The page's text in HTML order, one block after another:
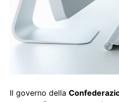
Il governo della